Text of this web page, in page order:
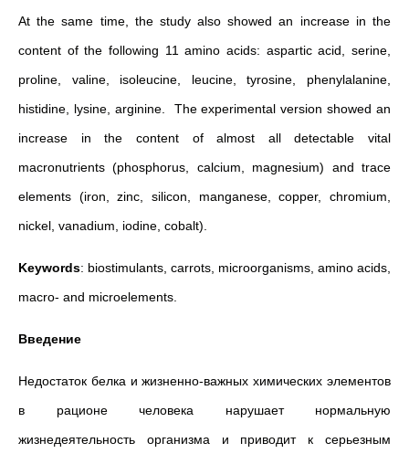
At the same time, the study also showed an increase in the
content of the following 11 amino acids: aspartic acid, serine,
proline, valine, isoleucine, leucine, tyrosine, phenylalanine,
histidine, lysine, arginine. The experimental version showed an
increase in the content of almost all detectable vital
macronutrients (phosphorus, calcium, magnesium) and trace
elements (iron, zinc, silicon, manganese, copper, chromium,
nickel, vanadium, iodine, cobalt).
Keywords: biostimulants, carrots, microorganisms, amino acids,
macro- and microelements.
Введение
Недостаток белка и жизненно-важных химических элементов
в рационе человека нарушает нормальную
жизнедеятельность организма и приводит к серьезным